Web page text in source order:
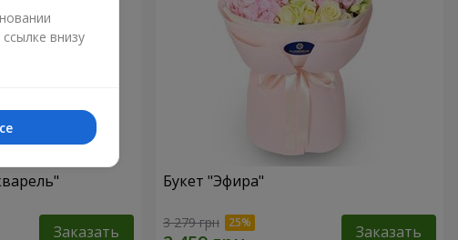
Заказать
Букет "Эфира"
3 279 грн Заказать
внизу